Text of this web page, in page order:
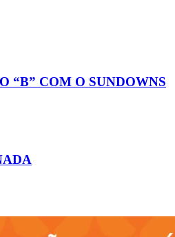
“B” COM O SUNDOWNS